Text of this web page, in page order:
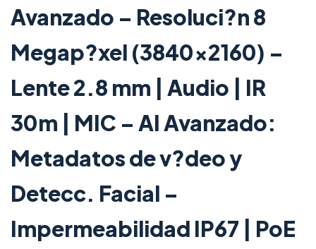
Avanzado – Resoluci?n 8
Megap?xel (3840×2160) –
Lente 2.8 mm | Audio | IR
30m | MIC – AI Avanzado:
Metadatos de v?deo y
Detecc. Facial –
Impermeabilidad IP67 | PoE